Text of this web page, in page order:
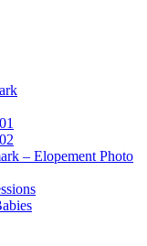
– Elopement Photo